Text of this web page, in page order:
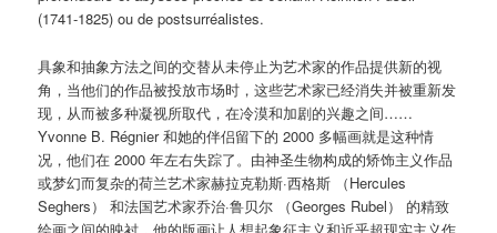
(1741-1825) ou de postsurréalistes.
具象和抽象方法之间的交替从未停止为艺术家的作品提供新的视
角，当他们的作品被投放市场时，这些艺术家已经消失并被重新发
现，从而被多种凝视所取代，在冷漠和加剧的兴趣之间……
Yvonne B. Régnier 和她的伴侣留下的 2000 多幅画就是这种情
况，他们在 2000 年左右失踪了。由神圣生物构成的矫饰主义作品
或梦幻而复杂的荷兰艺术家赫拉克勒斯·西格斯 （Hercules
Seghers） 和法国艺术家乔治·鲁贝尔 （Georges Rubel） 的精致
绘画之间的映衬，他的版画让人想起象征主义和近乎超现实主义作